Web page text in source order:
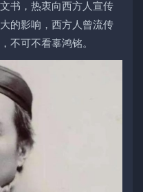
书，热衷向西方人宣传
的影响，西方人曾流传
不可不看辜鸿铭。